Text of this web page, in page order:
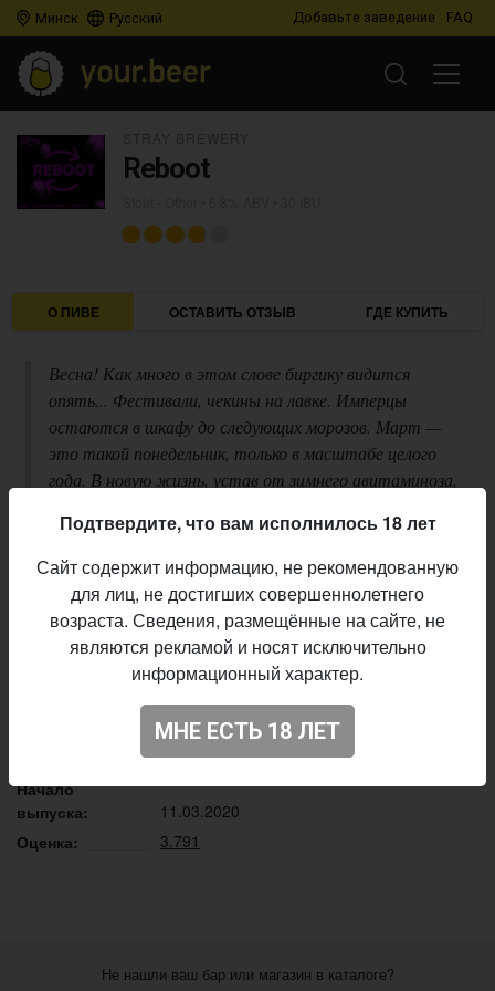
Минск Русский Добавьте заведение FAQ
Reboot
О ПИВЕ ОСТАВИТЬ ОТЗЫВ ГДЕ КУПИТЬ
Весна! Как много в этом слове биргику видится
опять... Фестивали, чекины на лавке. Имперцы
остаются в шкафу до следующих морозов. Март —
это такой понедельник, только в масштабе целого
года. В новую жизнь, устав от зимнего авитаминоза,
черничным, весенним, одновременно классическим и
модным — Reboot. Пусть всегда будет солнце!
Описание производителя
Пивоварня:
Stray Brewery
Stout - Other
6,8%
30 IBU
Blueberry
Начало
выпуска:
11.03.2020
Оценка:
3.791
Не нашли ваш бар или магазин в каталоге?
Подтвердите, что вам исполнилось 18 лет
Сайт содержит информацию, не рекомендованную
для лиц, не достигших совершеннолетнего
возраста. Сведения, размещённые на сайте, не
являются рекламой и носят исключительно
информационный характер.
МНЕ ЕСТЬ 18 ЛЕТ